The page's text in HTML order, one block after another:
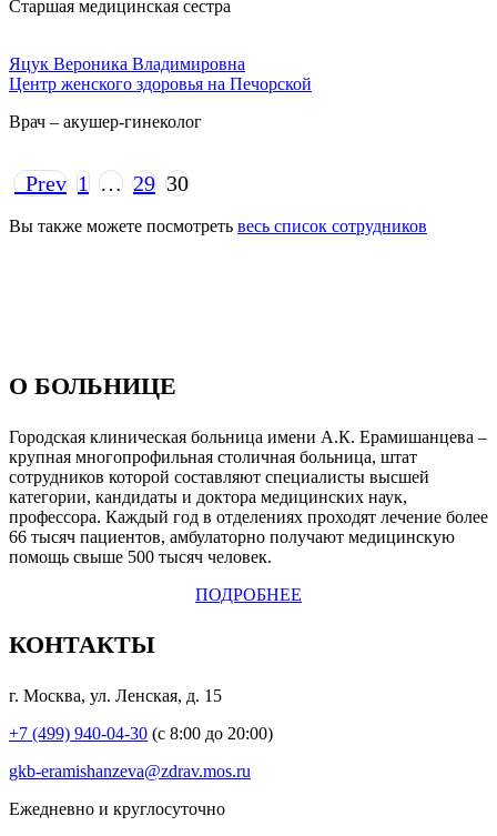
Старшая медицинская сестра
Яцук Вероника Владимировна
Центр женского здоровья на Печорской
Врач – акушер-гинеколог
Prev 1 … 29 30
Вы также можете посмотреть весь список сотрудников
О БОЛЬНИЦЕ
Городская клиническая больница имени А.К. Ерамишанцева –
крупная многопрофильная столичная больница, штат
сотрудников которой составляют специалисты высшей
категории, кандидаты и доктора медицинских наук,
профессора. Каждый год в отделениях проходят лечение более
66 тысяч пациентов, амбулаторно получают медицинскую
помощь свыше 500 тысяч человек.
ПОДРОБНЕЕ
КОНТАКТЫ
г. Москва, ул. Ленская, д. 15
+7 (499) 940-04-30 (с 8:00 до 20:00)
gkb-eramishanzeva@zdrav.mos.ru
Eжедневно и круглосуточно